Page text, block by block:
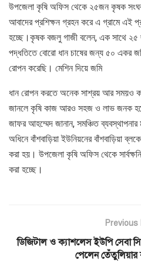
উপজেলা কৃষি অফিস থেকে ২৫জন কৃষক
আবাদের প্রশিক্ষন গ্রহন করে এ গ্রামে এই
হচ্ছে।কৃষক বজলু গাজী বলেন, এক সাথে
পদ্ধতিতে বোরো ধান চাষের জন্য ৫০ একর
রোপন করেছি। মেশিন দিয়ে জমি
ধান রোপন করতে অনেক সাশ্রয় আর সময়ও
জানলে কৃষি কাজ আরও সহজ ও লাভ জনক
জাফর আহম্মেদ জানান, সমঞ্চিত ব্যবস্থাপনার
অধিনে বাঁশবাড়িয়া ইউনিয়নের বাঁশবাড়িয়া
করা হয়। উপজেলা কৃষি অফিস থেকে
করা হচ্ছে।
Previous
ডিজিটাল ও ক্যাশলেস ইউপি সেবা
পেলেন তেঁতুলিয়ার